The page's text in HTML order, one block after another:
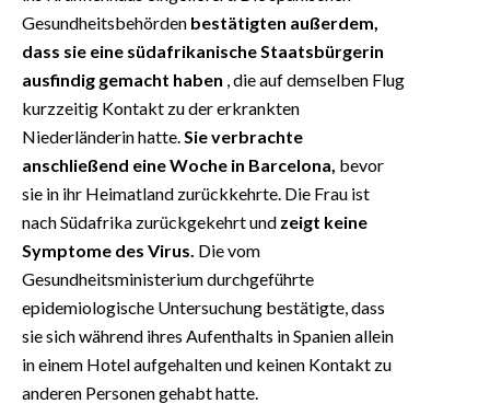
Gesundheitsbehörden bestätigten außerdem,
dass sie eine südafrikanische Staatsbürgerin
ausfindig gemacht haben , die auf demselben Flug
kurzzeitig Kontakt zu der erkrankten
Niederländerin hatte. Sie verbrachte
anschließend eine Woche in Barcelona, bevor
sie in ihr Heimatland zurückkehrte. Die Frau ist
nach Südafrika zurückgekehrt und zeigt keine
Symptome des Virus. Die vom
Gesundheitsministerium durchgeführte
epidemiologische Untersuchung bestätigte, dass
sie sich während ihres Aufenthalts in Spanien allein
in einem Hotel aufgehalten und keinen Kontakt zu
anderen Personen gehabt hatte.